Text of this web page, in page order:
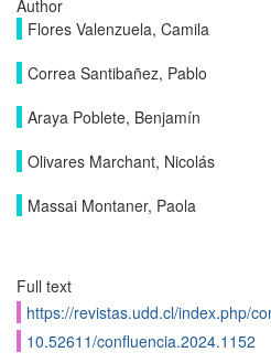
Author
Flores Valenzuela, Camila
Correa Santibañez, Pablo
Araya Poblete, Benjamín
Olivares Marchant, Nicolás
Massai Montaner, Paola
Full text
https://revistas.udd.cl/index.php/
10.52611/confluencia.2024.1152